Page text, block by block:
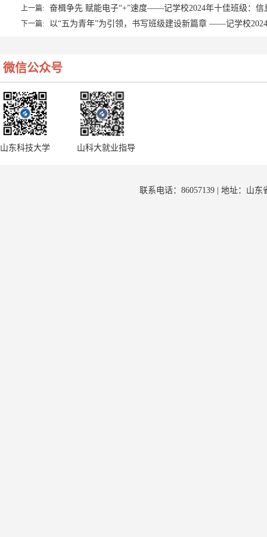
上一篇: 奋楫争先 赋能电子“+”速度——记学校2024年十佳班级：信
下一篇: 以“五为青年”为引领，书写班级建设新篇章 ——记学校
微信公众号
山东科技大学 山科大就业指导
联系电话：86057139 | 地址：山